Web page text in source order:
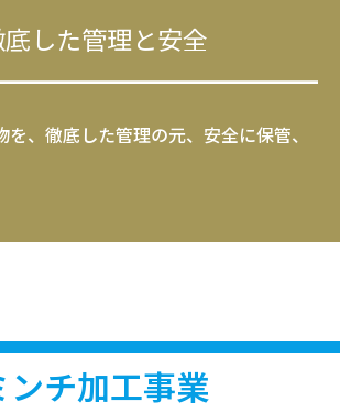
した管理と安全
、徹底した管理の元、安全に保管、
ンチ加工事業